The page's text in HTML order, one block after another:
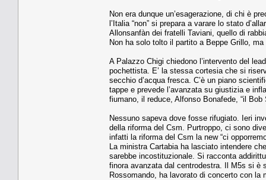
Non era dunque un’esagerazione, di chi è
l’Italia “non” si prepara a varare lo stato
Allonsanfàn dei fratelli Taviani, quello di
Non ha solo tolto il partito a Beppe Grillo,
A Palazzo Chigi chiedono l’intervento del
pochettista. E’ la stessa cortesia che si
secchio d’acqua fresca. C’è un piano
tappe e prevede l’avanzata su giustizia e
fiumano, il reduce, Alfonso Bonafede, “il
Nessuno sapeva dove fosse rifugiato. Ieri
della riforma del Csm. Purtroppo, ci sono
infatti la riforma del Csm la new “ci
La ministra Cartabia ha lasciato intendere
sarebbe incostituzionale. Si racconta
finora avanzata dal centrodestra. Il M5s si è
Rossomando, ha lavorato di concerto con